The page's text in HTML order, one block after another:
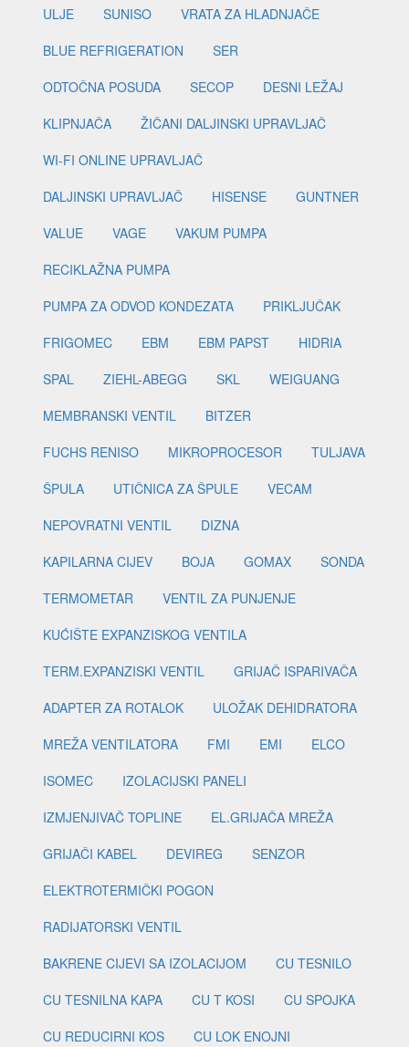
ULJE SUNISO
VRATA ZA HLADNJAČE
BLUE REFRIGERATION
SER
ODTOČNA POSUDA
SECOP
DESNI LEŽAJ
KLIPNJAČA
ŽIČANI DALJINSKI UPRAVLJAČ
WI-FI ONLINE UPRAVLJAČ
DALJINSKI UPRAVLJAČ
HISENSE
GUNTNER
VALUE
VAGE
VAKUM PUMPA
RECIKLAŽNA PUMPA
PUMPA ZA ODVOD KONDEZATA
PRIKLJUČAK
FRIGOMEC
EBM EBM PAPST
HIDRIA
SPAL
ZIEHL-ABEGG SKL
WEIGUANG
MEMBRANSKI VENTIL
BITZER
FUCHS RENISO
MIKROPROCESOR
TULJAVA
ŠPULA
UTIČNICA ZA ŠPULE
VECAM
NEPOVRATNI VENTIL
DIZNA
KAPILARNA CIJEV
BOJA GOMAX
SONDA
TERMOMETAR
VENTIL ZA PUNJENJE
KUĆIŠTE EXPANZISKOG VENTILA
TERM.EXPANZISKI VENTIL
GRIJAČ ISPARIVAČA
ADAPTER ZA ROTALOK
ULOŽAK DEHIDRATORA
MREŽA VENTILATORA
FMI EMI
ELCO
ISOMEC
IZOLACIJSKI PANELI
IZMJENJIVAČ TOPLINE
EL.GRIJAČA MREŽA
GRIJAČI KABEL
DEVIREG
SENZOR
ELEKTROTERMIČKI POGON
RADIJATORSKI VENTIL
BAKRENE CIJEVI SA IZOLACIJOM
CU TESNILO
CU TESNILNA KAPA
CU T KOSI
CU SPOJKA
CU REDUCIRNI KOS
CU LOK ENOJNI